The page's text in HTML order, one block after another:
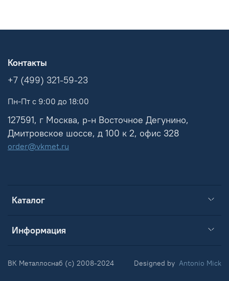
Каталог
Информация
Контакты
+7 (499) 321-59-23
Пн-Пт с 9:00 до 18:00
127591, г Москва, р-н Восточное Дегунино,
Дмитровское шоссе, д 100 к 2, офис 328
order@vkmet.ru
ВК Металлоснаб (c) 2008-2024 Designed by Antonio Mick